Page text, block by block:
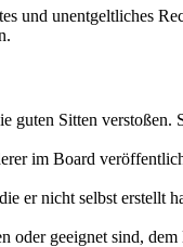
und unentgeltliches
Sitten
im Board
er nicht selbst erstellt
oder geeignet sind,